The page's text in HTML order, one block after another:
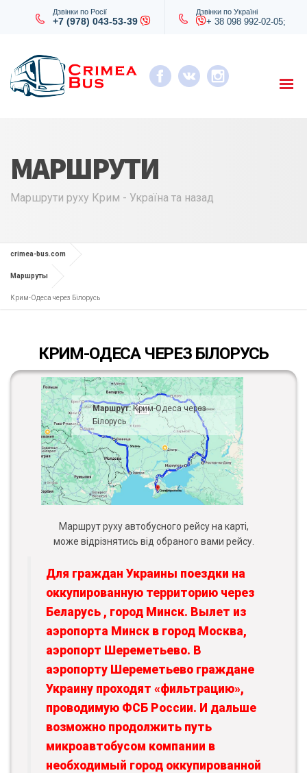
Дзвінки по Росії
+7 (978) 043-53-39
Дзвінки по Україні
+ 38 098 992-02-05;
МАРШРУТИ
Маршрути руху Крим - Україна та назад
crimea-bus.com
Маршруты
Крим-Одеса через Білорусь
КРИМ-ОДЕСА ЧЕРЕЗ БІЛОРУСЬ
Маршрут:Крим-Одеса через
Білорусь
Маршрут руху автобусного рейсу на карті,
може відрізнятись від обраного вами рейсу.
Для граждан Украины поездки на
оккупированную территорию через
Беларусь , город Минск. Вылет из
аэропорта Минск в город Москва,
аэропорт Шереметьево. В
аэропорту Шереметьево граждане
Украину проходят «фильтрацию»,
проводимую ФСБ России. И дальше
возможно продолжить путь
микроавтобусом компании в
необходимый город оккупированной